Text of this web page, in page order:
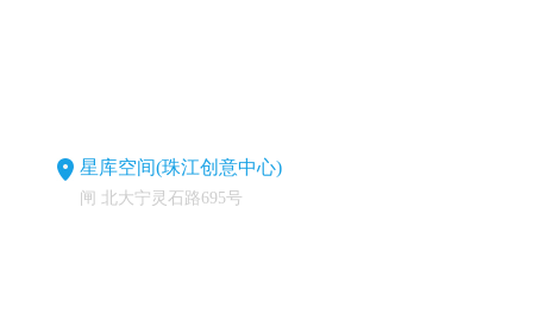
星库空间(珠江创意中心)
闸 北大宁灵石路695号